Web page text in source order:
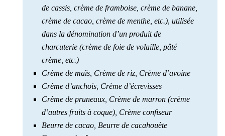
de cassis, crème de framboise, crème de banane,
crème de cacao, crème de menthe, etc.), utilisée
dans la dénomination d’un produit de
charcuterie (crème de foie de volaille, pâté
crème, etc.)
Crème de maïs, Crème de riz, Crème d’avoine
Crème d’anchois, Crème d’écrevisses
Crème de pruneaux, Crème de marron (crème
d’autres fruits à coque), Crème confiseur
Beurre de cacao, Beurre de cacahouète